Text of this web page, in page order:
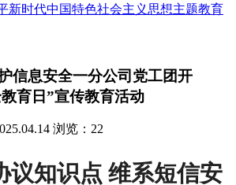
新时代中国特色社会主义思想主题教育
信息安全一分公司党工团开
育日”宣传教育活动
浏览：22
议知识点 维系短信安